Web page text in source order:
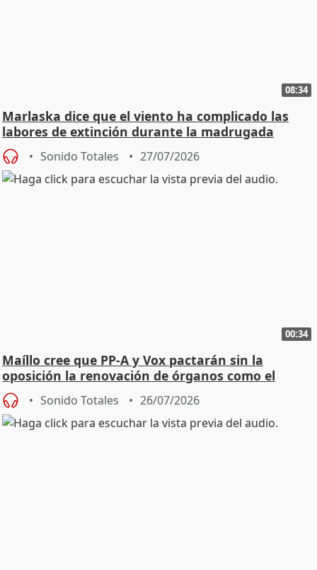
08:34
Marlaska dice que el viento ha complicado las
labores de extinción durante la madrugada
Sonido Totales 27/07/2026
00:34
Maíllo cree que PP-A y Vox pactarán sin la
oposición la renovación de órganos como el
Defensor
Sonido Totales 26/07/2026